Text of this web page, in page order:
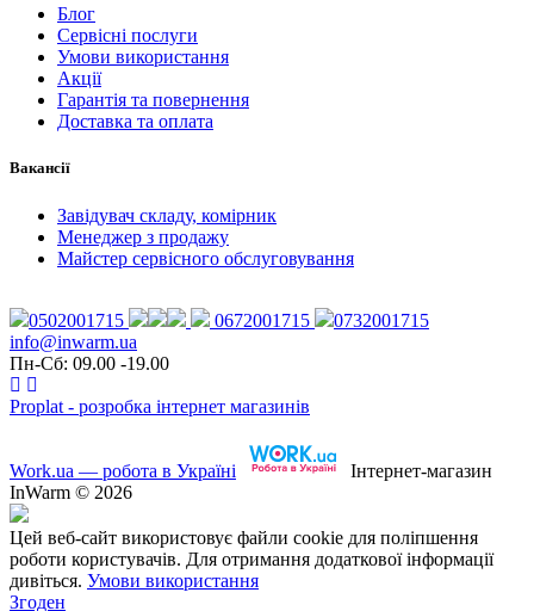
Блог
Сервісні послуги
Умови використання
Акції
Гарантія та повернення
Доставка та оплата
Вакансії
Завідувач складу, комірник
Менеджер з продажу
Майстер сервісного обслуговування
0502001715 0672001715
0732001715
info@inwarm.ua
Пн-Сб: 09.00 -19.00
Proplat - розробка інтернет магазинів
Work.ua — робота в Україні
Інтернет-магазин
InWarm © 2026
Цей веб-сайт використовує файли cookie для поліпшення
роботи користувачів. Для отримання додаткової інформації
дивіться. Умови використання
Згоден